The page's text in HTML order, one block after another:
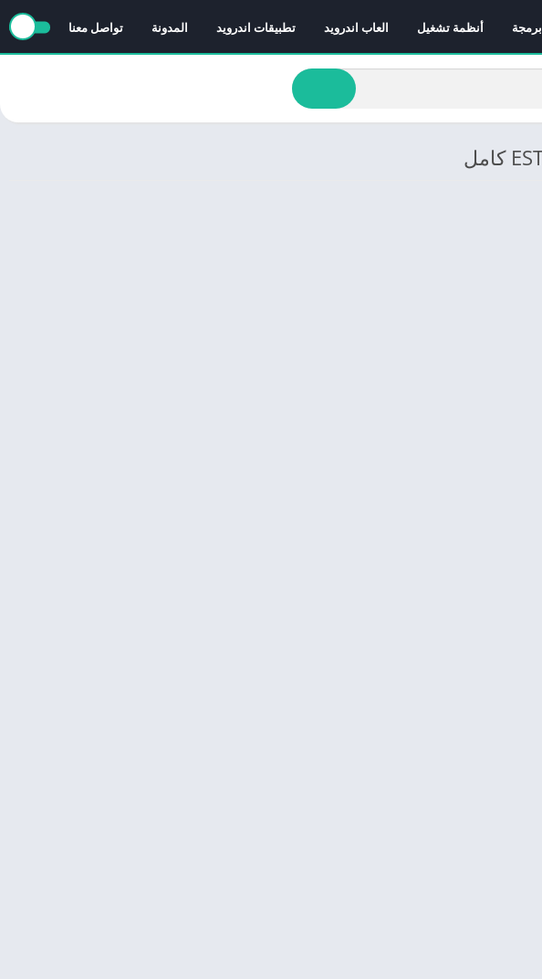
برمجة أنظمة تشغيل العاب اندرويد تطبيقات اندرويد المدونة تواصل معنا